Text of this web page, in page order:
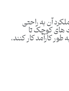
آن به راحتی
کوچک تا
کارآمد کار کنند،